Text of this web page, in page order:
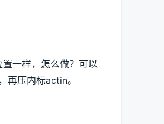
一样，怎么做？可以
压内标actin。